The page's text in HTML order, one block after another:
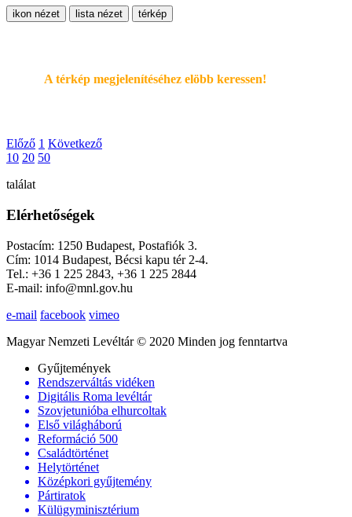
ikon nézet lista nézet térkép
A térkép megjelenítéséhez elöbb keressen!
Előző 1 Következő
10 20 50
találat
Elérhetőségek
Postacím: 1250 Budapest, Postafiók 3.
Cím: 1014 Budapest, Bécsi kapu tér 2-4.
Tel.: +36 1 225 2843, +36 1 225 2844
E-mail: info@mnl.gov.hu
e-mail facebook vimeo
Magyar Nemzeti Levéltár © 2020 Minden jog fenntartva
Gyűjtemények
Rendszerváltás vidéken
Digitális Roma levéltár
Szovjetunióba elhurcoltak
Első világháború
Reformáció 500
Családtörténet
Helytörténet
Középkori gyűjtemény
Pártiratok
Külügyminisztérium